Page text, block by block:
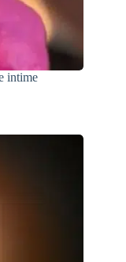
intime